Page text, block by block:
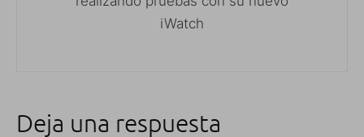
iWatch
Deja una respuesta